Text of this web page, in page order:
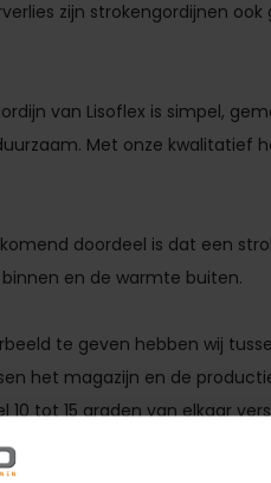
zijn strokengordijnen
van Lisoflex is simpel,
Met onze kwalitatief
doordeel is dat een
en de warmte buiten.
te geven hebben wij
het magazijn en de
10 tot 15 graden van elkaar
en vraag geheel